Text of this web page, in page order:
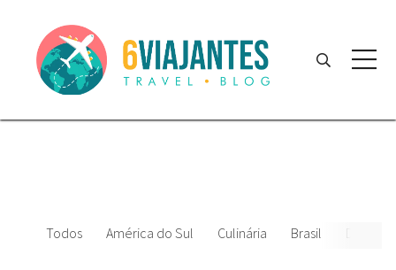
Todos América do Sul Culinária Brasil